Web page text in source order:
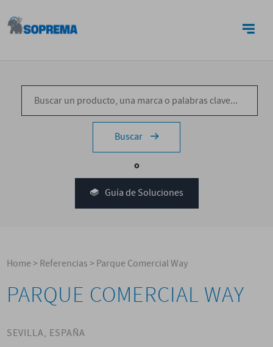
Buscar
o
Guía de Soluciones
Home>Referencias>Parque Comercial Way
PARQUE COMERCIAL WAY
SEVILLA, ESPAÑA